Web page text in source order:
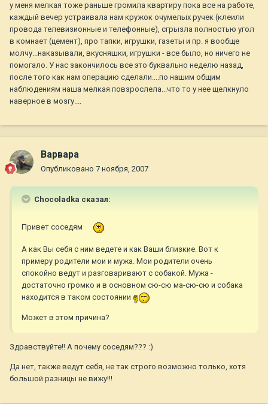
у меня мелкая тоже раньше громила квартиру пока все на работе,
каждый вечер устраивала нам кружок очумелых ручек (клеили
провода телевизионные и телефонные), сгрызла полностью угол
в комнает (цемент), про тапки, игрушки, газеты и пр. я вообще
молчу...наказывали, вкусняшки, игрушки - все было, но ничего не
помогало. У нас закончилось все это буквально неделю назад,
после того как нам операцию сделали....по нашим общим
наблюдениям наша мелкая повзрослела...что то у нее щелкнуло
наверное в мозгу....
Варвара
Опубликовано 7 ноября, 2007
Chocoladka сказал:
Привет соседям
А как Вы себя с ним ведете и как Ваши близкие. Вот к
примеру родители мои и мужа. Мои родители очень
спокойно ведут и разговаривают с собакой. Мужа -
достаточно громко и в основном сю-сю ма-сю-сю и собака
находится в таком состоянии
Может в этом причина?
Здравствуйте!! А почему соседям??? :)
Да нет, также ведут себя, не так строго возможно только, хотя
большой разницы не вижу!!!